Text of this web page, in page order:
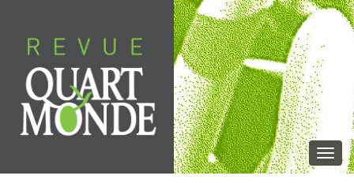
contenu